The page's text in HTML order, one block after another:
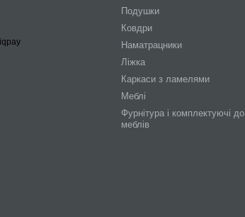
Подушки
Ковдри
Наматрацники
Ліжка
Каркаси з ламелями
Меблі
Фурнітура і комплектуючі до
меблів